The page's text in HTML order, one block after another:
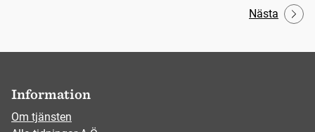
Nästa
Information
Om tjänsten